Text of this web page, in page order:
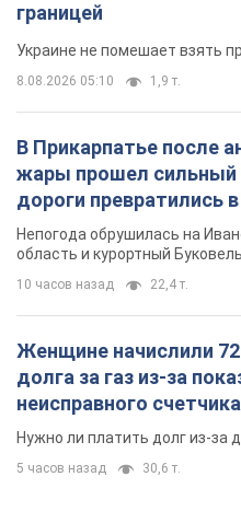
Непогода обрушилась на
Женщине начислили
долга за газ из-за
неисправного
вынес неожиданное
5 часов назад 30,6 т.
TOP NEWS